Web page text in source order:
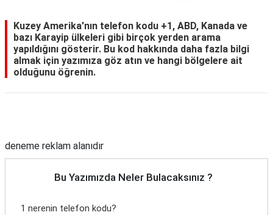
Kuzey Amerika'nın telefon kodu +1, ABD, Kanada ve
bazı Karayip ülkeleri gibi birçok yerden arama
yapıldığını gösterir. Bu kod hakkında daha fazla bilgi
almak için yazımıza göz atın ve hangi bölgelere ait
olduğunu öğrenin.
deneme reklam alanıdır
Bu Yazımızda Neler Bulacaksınız ?
1 nerenin telefon kodu?